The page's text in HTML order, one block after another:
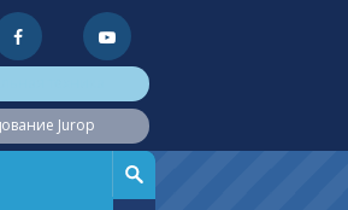
Jurop